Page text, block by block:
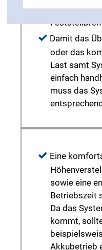
werden
Damit das
oder das
Last samt
einfach
muss das
Eine
sowie eine
Betriebszeit
Da das
kommt,
Akkubetrieb